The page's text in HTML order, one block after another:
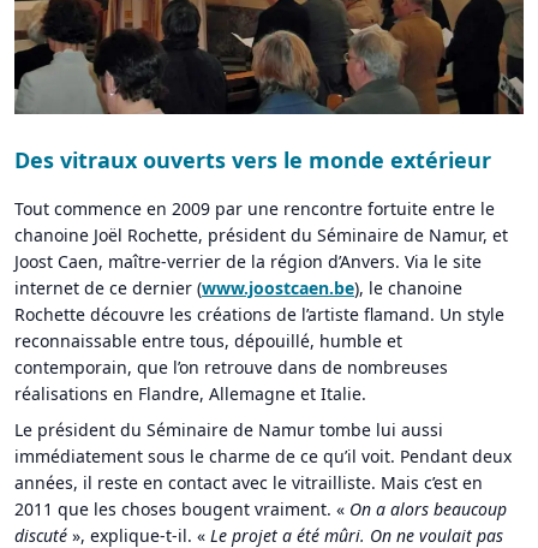
Des vitraux ouverts vers le monde extérieur
Tout commence en 2009 par une rencontre fortuite entre le
chanoine Joël Rochette, président du Séminaire de Namur, et
Joost Caen, maître-verrier de la région d’Anvers. Via le site
internet de ce dernier (www.joostcaen.be), le chanoine
Rochette découvre les créations de l’artiste flamand. Un style
reconnaissable entre tous, dépouillé, humble et
contemporain, que l’on retrouve dans de nombreuses
réalisations en Flandre, Allemagne et Italie.
Le président du Séminaire de Namur tombe lui aussi
immédiatement sous le charme de ce qu’il voit. Pendant deux
années, il reste en contact avec le vitrailliste. Mais c’est en
2011 que les choses bougent vraiment. « On a alors beaucoup
discuté », explique-t-il. « Le projet a été mûri. On ne voulait pas